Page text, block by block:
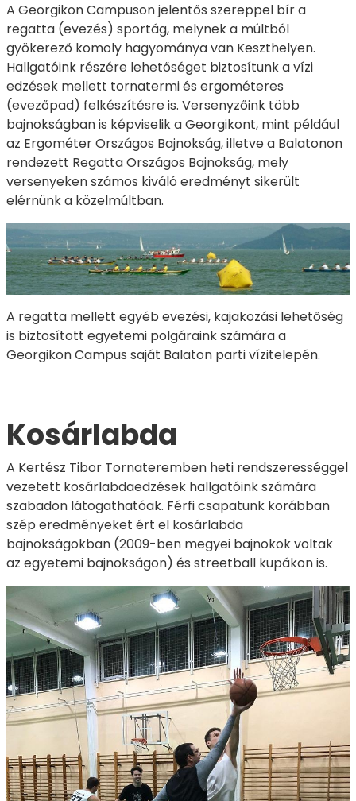
A Georgikon Campuson jelentős szereppel bír a
regatta (evezés) sportág, melynek a múltból
gyökerező komoly hagyománya van Keszthelyen.
Hallgatóink részére lehetőséget biztosítunk a vízi
edzések mellett tornatermi és ergométeres
(evezőpad) felkészítésre is. Versenyzőink több
bajnokságban is képviselik a Georgikont, mint például
az Ergométer Országos Bajnokság, illetve a Balatonon
rendezett Regatta Országos Bajnokság, mely
versenyeken számos kiváló eredményt sikerült
elérnünk a közelmúltban.
A regatta mellett egyéb evezési, kajakozási lehetőség
is biztosított egyetemi polgáraink számára a
Georgikon Campus saját Balaton parti vízitelepén.
Kosárlabda
A Kertész Tibor Tornateremben heti rendszerességgel
vezetett kosárlabdaedzések hallgatóink számára
szabadon látogathatóak. Férfi csapatunk korábban
szép eredményeket ért el kosárlabda
bajnokságokban (2009-ben megyei bajnokok voltak
az egyetemi bajnokságon) és streetball kupákon is.